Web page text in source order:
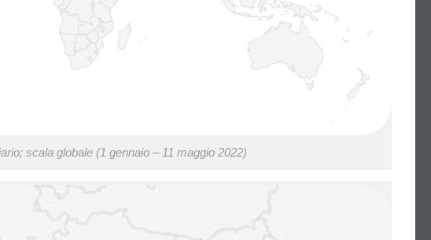
scala globale (1 gennaio – 11 maggio 2022)